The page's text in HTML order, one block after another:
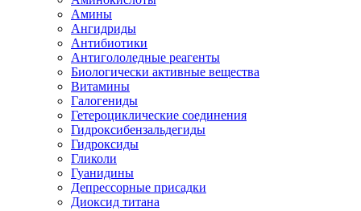
Амины
Ангидриды
Антибиотики
Антигололедные реагенты
Биологически активные вещества
Витамины
Галогениды
Гетероциклические соединения
Гидроксибензальдегиды
Гидроксиды
Гликоли
Гуанидины
Депрессорные присадки
Диоксид титана